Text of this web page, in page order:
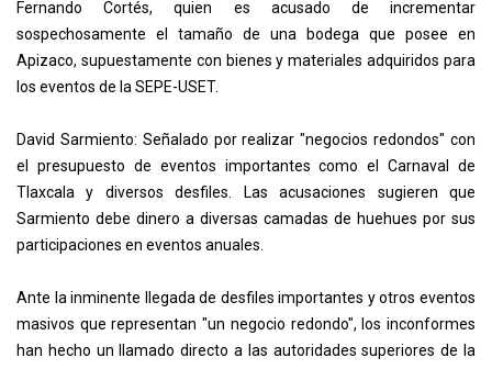
Fernando Cortés, quien es acusado de incrementar
sospechosamente el tamaño de una bodega que posee en
Apizaco, supuestamente con bienes y materiales adquiridos para
los eventos de la SEPE-USET.
David Sarmiento: Señalado por realizar "negocios redondos" con
el presupuesto de eventos importantes como el Carnaval de
Tlaxcala y diversos desfiles. Las acusaciones sugieren que
Sarmiento debe dinero a diversas camadas de huehues por sus
participaciones en eventos anuales.
Ante la inminente llegada de desfiles importantes y otros eventos
masivos que representan "un negocio redondo", los inconformes
han hecho un llamado directo a las autoridades superiores de la